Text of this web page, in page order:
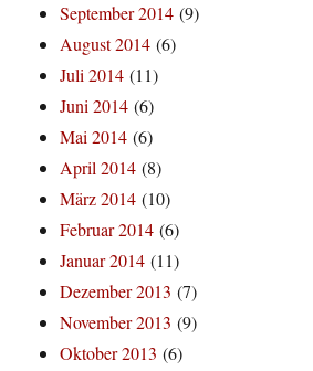
September 2014 (9)
August 2014 (6)
Juli 2014 (11)
Juni 2014 (6)
Mai 2014 (6)
April 2014 (8)
März 2014 (10)
Februar 2014 (6)
Januar 2014 (11)
Dezember 2013 (7)
November 2013 (9)
Oktober 2013 (6)